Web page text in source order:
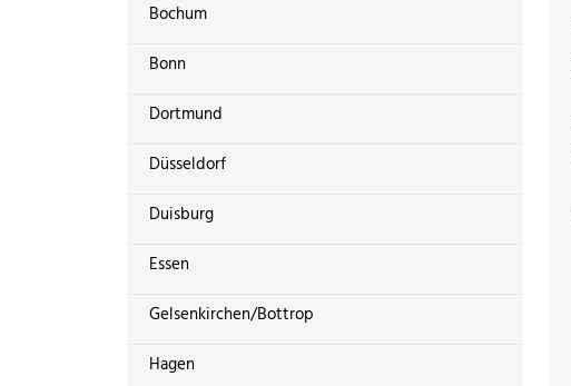
Bochum
Bonn
Dortmund
Düsseldorf
Duisburg
Essen
Gelsenkirchen/Bottrop
Hagen